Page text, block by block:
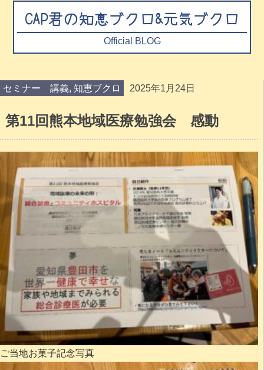
CAP君の知恵ブクロ&元気ブクロ
Official BLOG
セミナー 講義, 知恵ブクロ 2025年1月24日
第11回熊本地域医療勉強会 感動
ご当地お菓子記念写真